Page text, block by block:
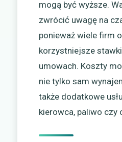
mogą być wyższe.
zwrócić uwagę na
ponieważ wiele firm
korzystniejsze
umowach. Koszty
nie tylko sam
także dodatkowe
kierowca, paliwo czy